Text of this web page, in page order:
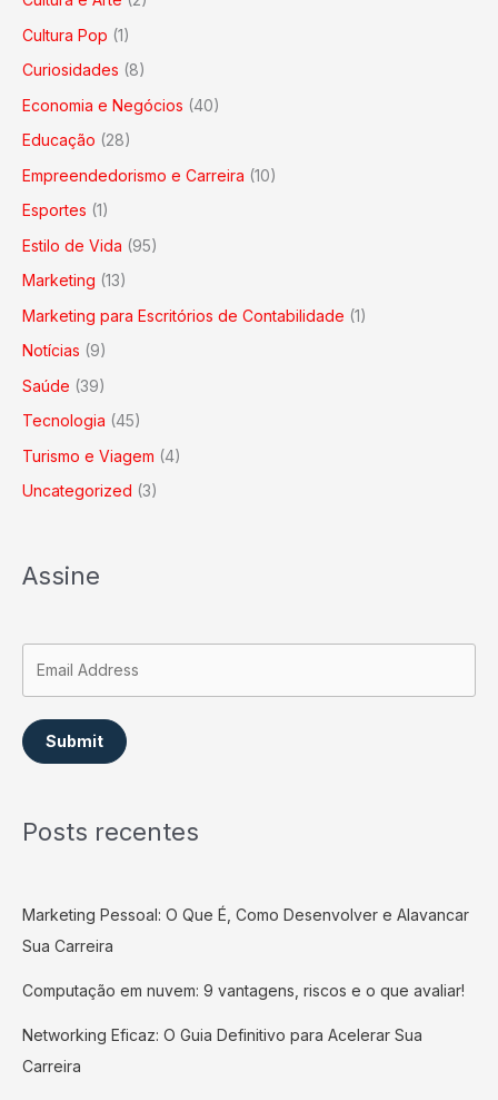
Cultura Pop (1)
Curiosidades (8)
Economia e Negócios (40)
Educação (28)
Empreendedorismo e Carreira (10)
Esportes (1)
Estilo de Vida (95)
Marketing (13)
Marketing para Escritórios de Contabilidade (1)
Notícias (9)
Saúde (39)
Tecnologia (45)
Turismo e Viagem (4)
Uncategorized (3)
Assine
Submit
Posts recentes
Marketing Pessoal: O Que É, Como Desenvolver e Alavancar
Sua Carreira
Computação em nuvem: 9 vantagens, riscos e o que avaliar!
Networking Eficaz: O Guia Definitivo para Acelerar Sua
Carreira